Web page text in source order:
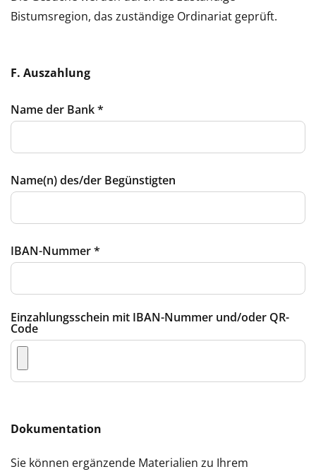
Bistumsregion, das zuständige Ordinariat geprüft.
F. Auszahlung
Name der Bank*
Name(n) des/der Begünstigten
IBAN-Nummer*
Einzahlungsschein mit IBAN-Nummer und/oder QR-
Code
Dokumentation
Sie können ergänzende Materialien zu Ihrem